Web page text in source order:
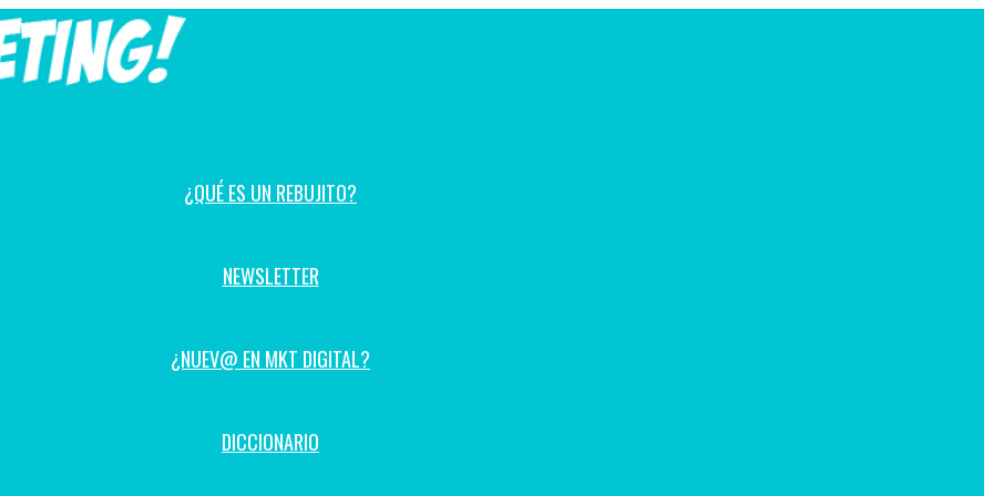
¿QUÉ ES UN REBUJITO?
NEWSLETTER
¿NUEV@ EN MKT DIGITAL?
DICCIONARIO